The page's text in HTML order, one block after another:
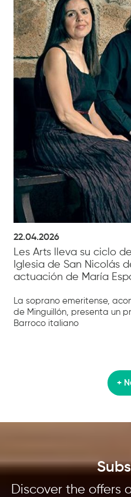
22.04.2026
Les Arts lleva su ciclo
Iglesia de San Nicolás
actuación de María
La soprano emeritense,
de Minguillón, presenta un
Barroco italiano
+
Discover the offers